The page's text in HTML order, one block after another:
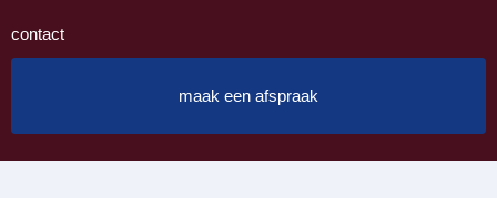
contact
maak een afspraak